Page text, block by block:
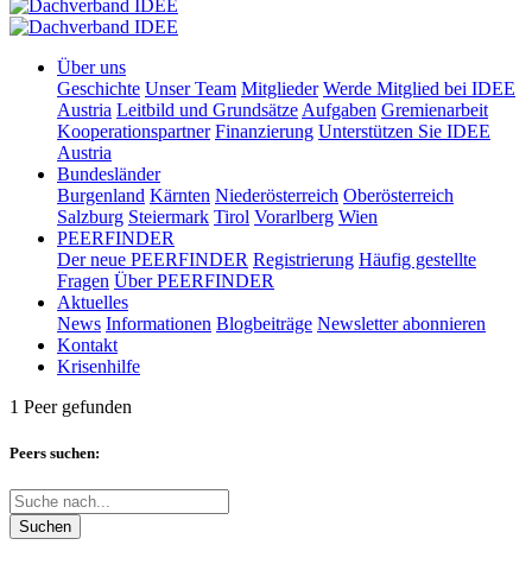
Über uns
Geschichte Unser Team Mitglieder Werde Mitglied bei IDEE
Austria Leitbild und Grundsätze Aufgaben Gremienarbeit
Kooperationspartner Finanzierung Unterstützen Sie IDEE
Austria
Bundesländer
Burgenland Kärnten Niederösterreich Oberösterreich
Salzburg Steiermark Tirol Vorarlberg Wien
PEERFINDER
Der neue PEERFINDER Registrierung Häufig gestellte
Fragen Über PEERFINDER
Aktuelles
News Informationen Blogbeiträge Newsletter abonnieren
Kontakt
Krisenhilfe
1 Peer gefunden
Peers suchen:
Suchen